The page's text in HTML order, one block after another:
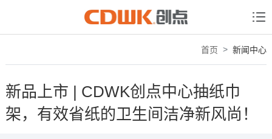
首页 新闻中心
新品上市 | CDWK创点中心抽纸巾
架，有效省纸的卫生间洁净新风尚！